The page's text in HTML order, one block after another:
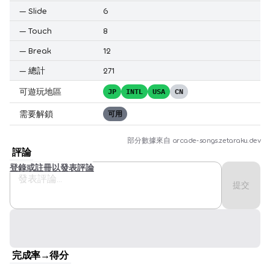
— Slide
6
— Touch
8
— Break
12
— 總計 271
可遊玩地區 JP INTL USA CN
需要解鎖 可用
部分數據來自 arcade-songs.zetaraku.dev
評論
提交
登錄或註冊以發表評論
完成率→得分